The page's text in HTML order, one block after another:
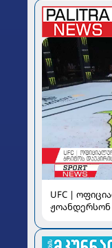
UFC |
ჟოანდერსონ